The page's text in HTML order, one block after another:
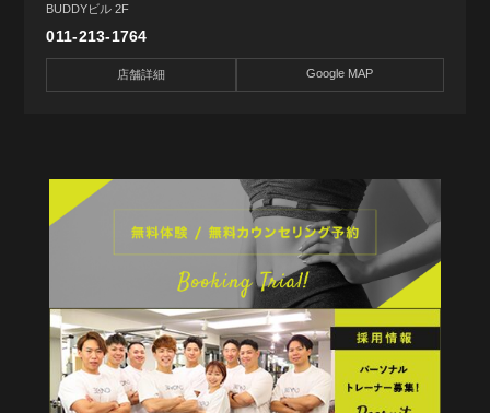
BUDDYビル 2F
011-213-1764
店舗詳細 Google MAP